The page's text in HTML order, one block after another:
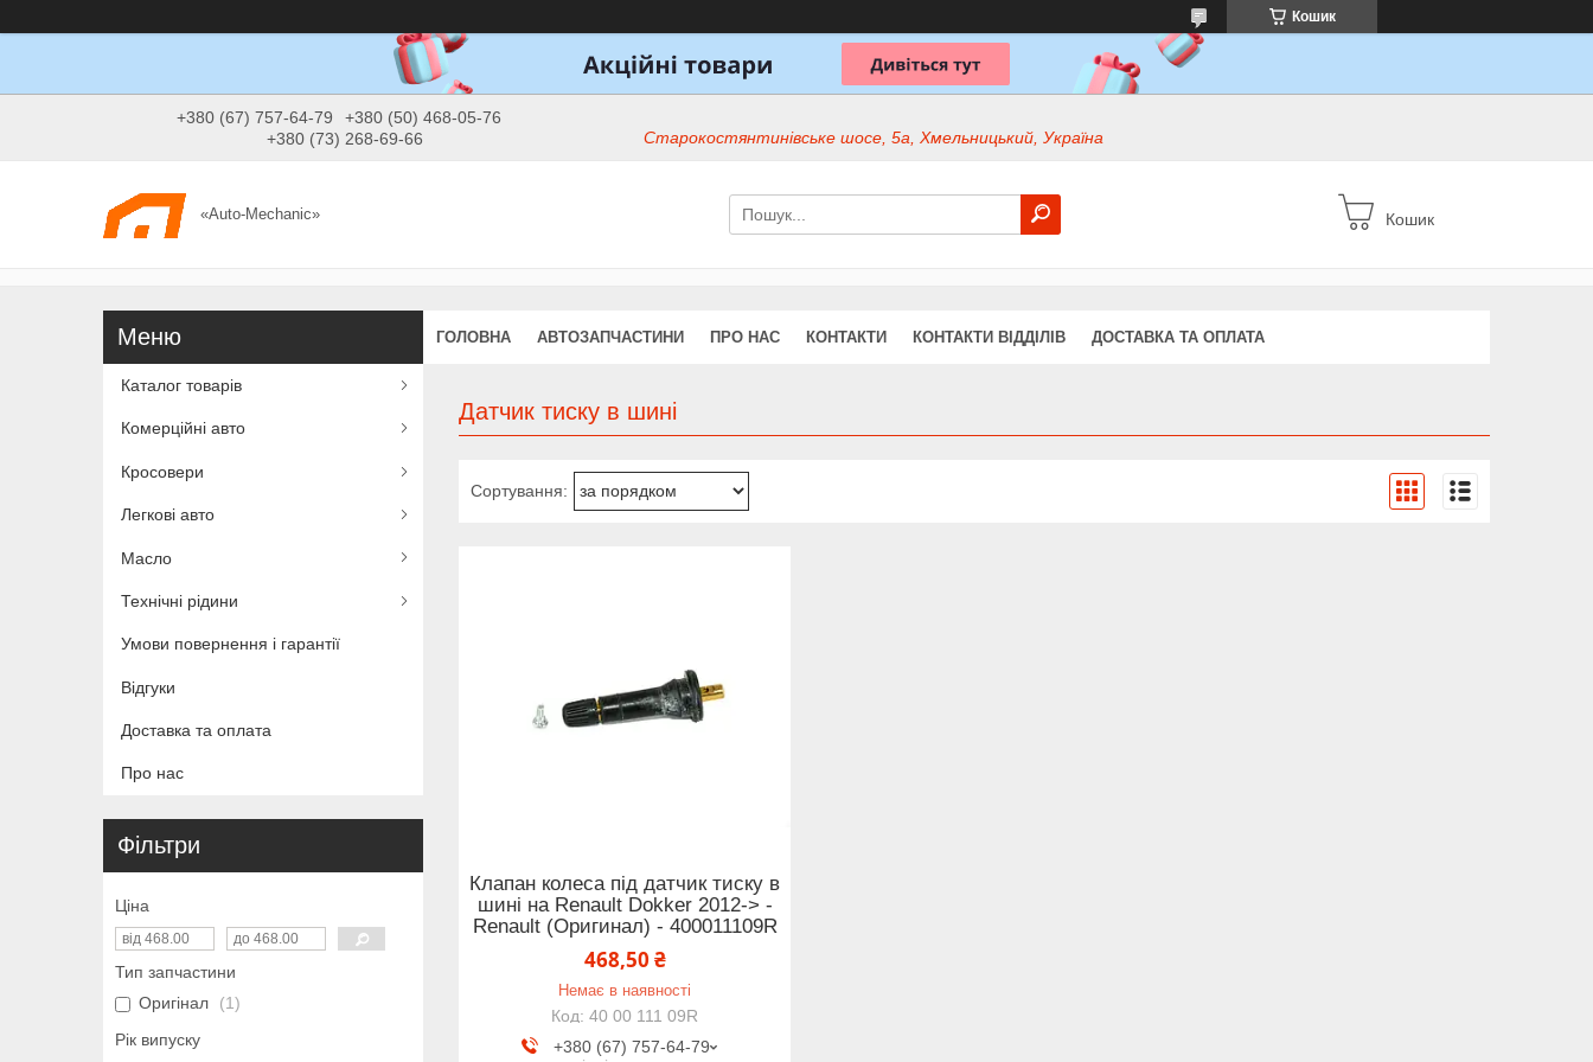
Кошик
+380 (67) 757-64-79
+380 (50) 468-05-76
+380 (73) 268-69-66
Старокостянтинівське шосе, 5а, Хмельницький, Україна
«Auto-Mechanic» Кошик
ГОЛОВНА АВТОЗАПЧАСТИНИ ПРО НАС КОНТАКТИ КОНТАКТИ ВІДДІЛІВ ДОСТАВКА ТА ОПЛАТА
Датчик тиску в шині
Клапан колеса під датчик тиску в
шині на Renault Dokker 2012-> -
Renault (Оригинал) - 400011109R
468,50 ₴
Немає в наявності
40 00 111 09R
+380 (67) 757-64-79
Каталог товарів
Комерційні авто
Кросовери
Легкові авто
Масло
Технічні рідини
Умови повернення і гарантії
Відгуки
Доставка та оплата
Про нас
Фільтри
Ціна
Тип запчастини
Оригінал
1
Рік випуску